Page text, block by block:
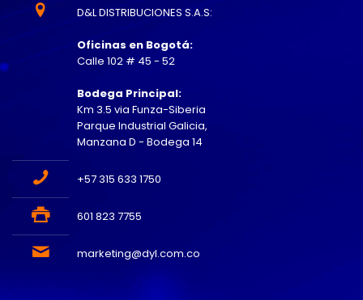
D&L DISTRIBUCIONES S.A.S:
Oficinas en Bogotá:
Calle 102 # 45 - 52
Bodega Principal:
Km 3.5 via Funza-Siberia
Parque Industrial Galicia,
Manzana D - Bodega 14
+57 315 633 1750
601 823 7755
marketing@dyl.com.co